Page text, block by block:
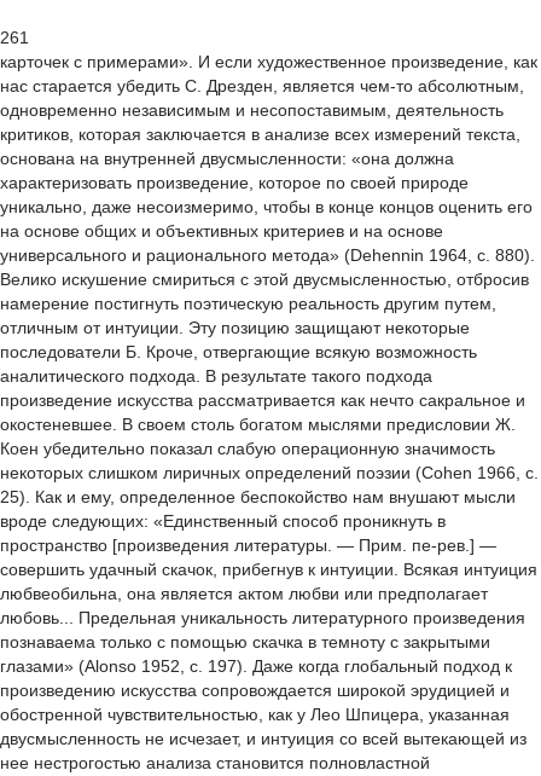
261
карточек с примерами». И если художественное произведение, как
нас старается убедить С. Дрезден, является чем-то абсолютным,
одновременно независимым и несопоставимым, деятельность
критиков, которая заключается в анализе всех измерений текста,
основана на внутренней двусмысленности: «она должна
характеризовать произведение, которое по своей природе
уникально, даже несоизмеримо, чтобы в конце концов оценить его
на основе общих и объективных критериев и на основе
универсального и рационального метода» (Dehennin 1964, с. 880).
Велико искушение смириться с этой двусмысленностью, отбросив
намерение постигнуть поэтическую реальность другим путем,
отличным от интуиции. Эту позицию защищают некоторые
последователи Б. Кроче, отвергающие всякую возможность
аналитического подхода. В результате такого подхода
произведение искусства рассматривается как нечто сакральное и
окостеневшее. В своем столь богатом мыслями предисловии Ж.
Коен убедительно показал слабую операционную значимость
некоторых слишком лиричных определений поэзии (Cohen 1966, с.
25). Как и ему, определенное беспокойство нам внушают мысли
вроде следующих: «Единственный способ проникнуть в
пространство [произведения литературы. — Прим. пе-рев.] —
совершить удачный скачок, прибегнув к интуиции. Всякая интуиция
любвеобильна, она является актом любви или предполагает
любовь... Предельная уникальность литературного произведения
познаваема только с помощью скачка в темноту с закрытыми
глазами» (Alonso 1952, с. 197). Даже когда глобальный подход к
произведению искусства сопровождается широкой эрудицией и
обостренной чувствительностью, как у Лео Шпицера, указанная
двусмысленность не исчезает, и интуиция со всей вытекающей из
нее нестрогостью анализа становится полновластной